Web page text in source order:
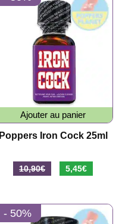
7,90€.
3,95€.
Ajouter au panier
Poppers Iron Cock 25ml
10,90€
Le
était :
5,45€
est :
- 50%